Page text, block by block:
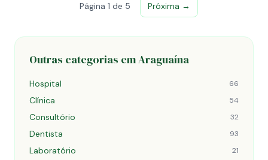
Página 1 de 5 Próxima →
Outras categorias em Araguaína
Hospital 66
Clínica 54
Consultório 32
Dentista 93
Laboratório 21